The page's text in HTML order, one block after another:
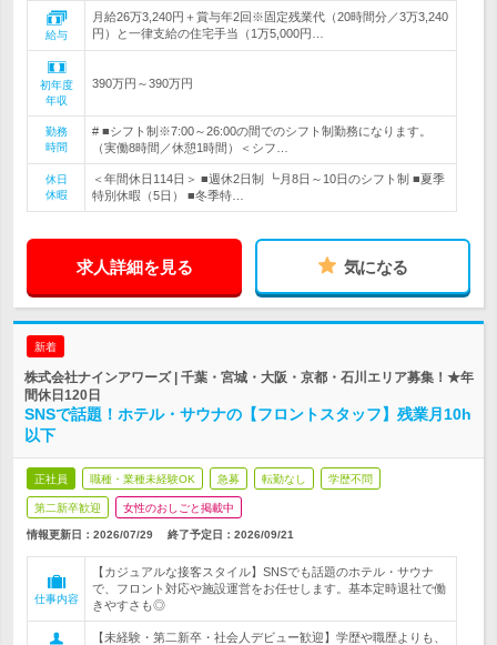
給与
月給26万3,240円＋賞与年2回※固定残業代（20時間分／3万3,240
円）と一律支給の住宅手当（1万5,000円…
初年度
年収
390万円～390万円
勤務
時間
# ■シフト制※7:00～26:00の間でのシフト制勤務になります。
（実働8時間／休憩1時間）＜シフ…
休日
休暇
＜年間休日114日＞ ■週休2日制 ┗月8日～10日のシフト制 ■夏季
特別休暇（5日） ■冬季特…
求人詳細を見る 気になる
新着
株式会社ナインアワーズ | 千葉・宮城・大阪・京都・石川エリア募集！★年
間休日120日
SNSで話題！ホテル・サウナの【フロントスタッフ】残業月10h
以下
正社員 職種・業種未経験OK 急募 転勤なし 学歴不問
第二新卒歓迎 女性のおしごと掲載中
情報更新日：2026/07/29 終了予定日： 2026/09/21
仕事内容
【カジュアルな接客スタイル】SNSでも話題のホテル・サウナ
で、フロント対応や施設運営をお任せします。基本定時退社で働
きやすさも◎
【未経験・第二新卒・社会人デビュー歓迎】学歴や職歴よりも、